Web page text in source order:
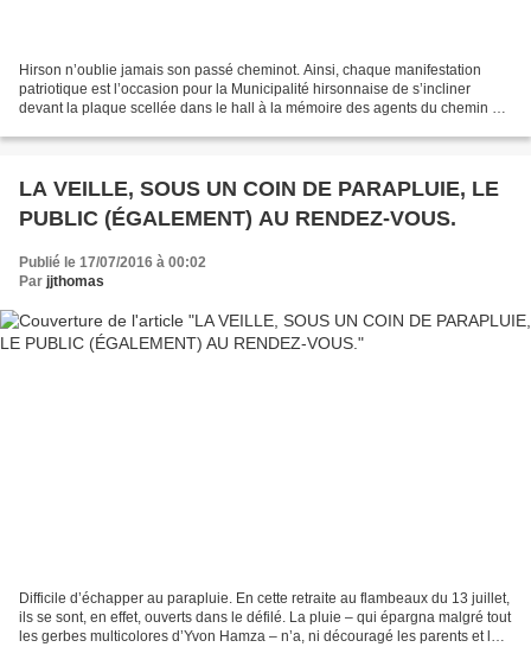
Hirson n’oublie jamais son passé cheminot. Ainsi, chaque manifestation
patriotique est l’occasion pour la Municipalité hirsonnaise de s’incliner
devant la plaque scellée dans le hall à la mémoire des agents du chemin de
LA VEILLE, SOUS UN COIN DE PARAPLUIE, LE
PUBLIC (ÉGALEMENT) AU RENDEZ-VOUS.
Publié le 17/07/2016 à 00:02
Par jjthomas
Difficile d’échapper au parapluie. En cette retraite au flambeaux du 13 juillet,
ils se sont, en effet, ouverts dans le défilé. La pluie – qui épargna malgré tout
les gerbes multicolores d’Yvon Hamza – n’a, ni découragé les parents et les